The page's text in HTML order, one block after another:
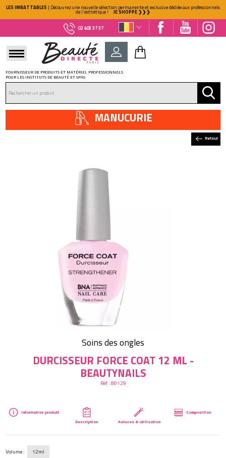
LES IMBATTABLES | Découvrez une nouvelle sélection permanente et exclusive dédiée aux professionnels
de l'esthétique ! JE SHOPPE ❯❯❯
02 403 37 37
NOUVEAU CLIENT ?
Créez votre compte
FOURNISSEUR DE PRODUITS ET MATÉRIEL PROFESSIONNELS
POUR LES INSTITUTS DE BEAUTÉ ET SPAS
Retour
MANUCURIE
Soins des ongles
DURCISSEUR FORCE COAT 12 ML -
BEAUTYNAILS
Réf :80129
Information produit
Description
Astuces & utilisation
Composition
Volume : 12ml